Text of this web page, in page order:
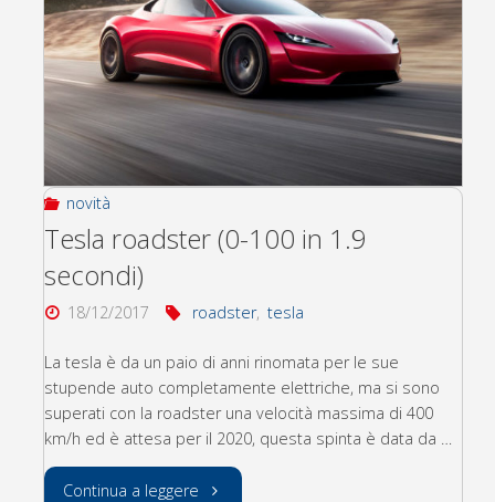
cavalli"
novità
Tesla roadster (0-100 in 1.9
secondi)
18/12/2017 roadster, tesla
La tesla è da un paio di anni rinomata per le sue
stupende auto completamente elettriche, ma si sono
superati con la roadster una velocità massima di 400
km/h ed è attesa per il 2020, questa spinta è data da …
Continua a leggere "Tesla